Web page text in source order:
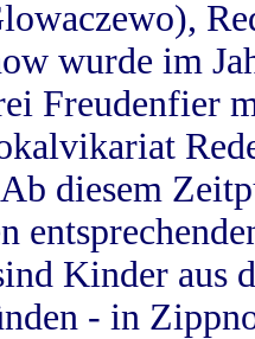
wurde im
Freudenfier
diesem
Kinder aus
- in